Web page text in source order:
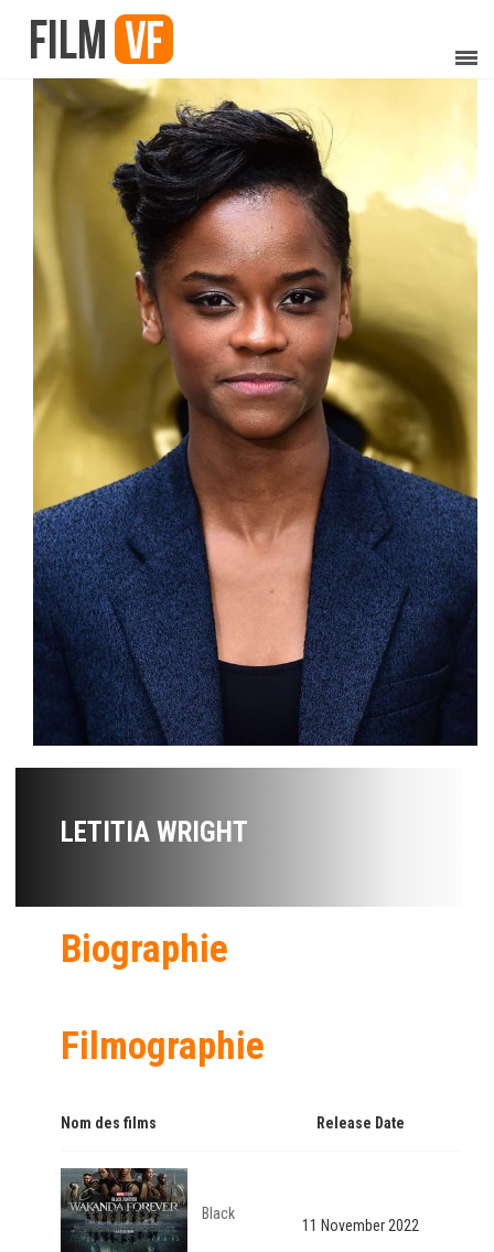
LETITIA WRIGHT
Biographie
Filmographie
Nom des films Release Date
Black
11 November 2022